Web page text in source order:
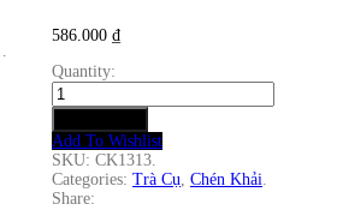
586.000 ₫
Quantity:
Chén
Khải
Cổ
Thái
Sơn
Thủy
Mạc
Add To Wishlist
SKU: CK1313
Categories: Trà Cụ Chén Khải
Share: